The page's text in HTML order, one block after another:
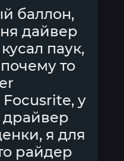
баллон,
дайвер
паук,
то
у
драйвер
я для
райдер